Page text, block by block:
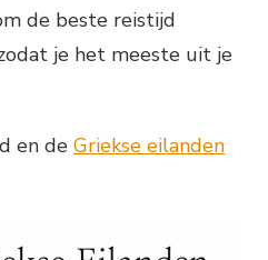
de beste reistijd
je het meeste uit je
en de Griekse eilanden